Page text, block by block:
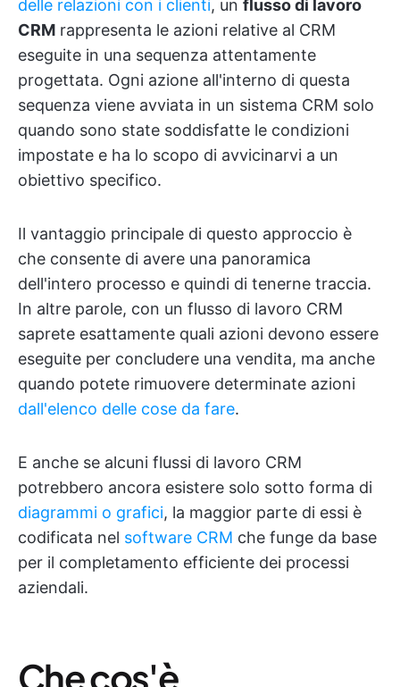
delle relazioni con i clienti, un flusso di lavoro
CRM rappresenta le azioni relative al CRM
eseguite in una sequenza attentamente
progettata. Ogni azione all'interno di questa
sequenza viene avviata in un sistema CRM solo
quando sono state soddisfatte le condizioni
impostate e ha lo scopo di avvicinarvi a un
obiettivo specifico.
Il vantaggio principale di questo approccio è
che consente di avere una panoramica
dell'intero processo e quindi di tenerne traccia.
In altre parole, con un flusso di lavoro CRM
saprete esattamente quali azioni devono essere
eseguite per concludere una vendita, ma anche
quando potete rimuovere determinate azioni
dall'elenco delle cose da fare.
E anche se alcuni flussi di lavoro CRM
potrebbero ancora esistere solo sotto forma di
diagrammi o grafici, la maggior parte di essi è
codificata nel software CRM che funge da base
per il completamento efficiente dei processi
aziendali.
Che cos'è